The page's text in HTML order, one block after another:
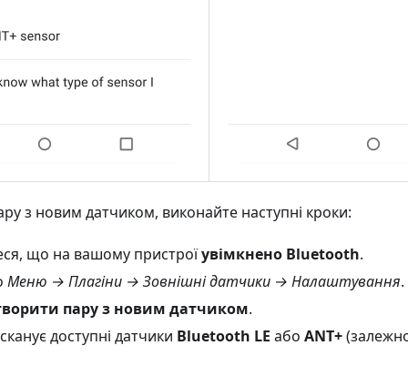
з новим датчиком, виконайте наступні кроки:
що на вашому пристроїувімкнено Bluetooth.
Меню → Плагіни → Зовнішні датчики → Налаштування.
пару з новим датчиком.
доступні датчики Bluetooth LE або ANT+